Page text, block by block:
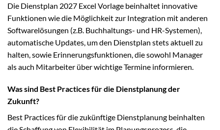
Die Dienstplan 2027 Excel Vorlage beinhaltet innovative
Funktionen wie die Möglichkeit zur Integration mit anderen
Softwarelösungen (z.B. Buchhaltungs- und HR-Systemen),
automatische Updates, um den Dienstplan stets aktuell zu
halten, sowie Erinnerungsfunktionen, die sowohl Manager
als auch Mitarbeiter über wichtige Termine informieren.
Was sind Best Practices für die Dienstplanung der
Zukunft?
Best Practices für die zukünftige Dienstplanung beinhalten